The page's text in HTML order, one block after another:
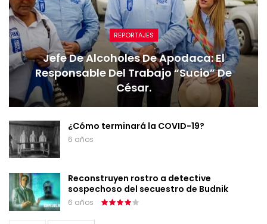
REPORTAJES
Jefe De Alcoholes De Apodaca: El
Responsable Del Trabajo “sucio” De
César.
¿Cómo terminará la COVID-19?
6 años
Reconstruyen rostro a detective
sospechoso del secuestro de Budnik
6 años